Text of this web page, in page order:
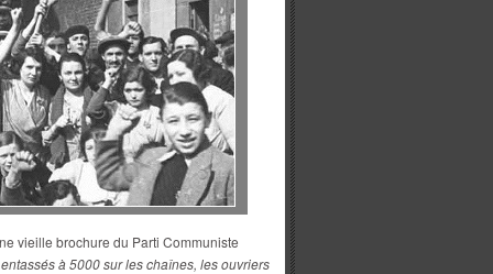
vieille brochure du Parti Communiste
à 5000 sur les chaînes, les ouvriers